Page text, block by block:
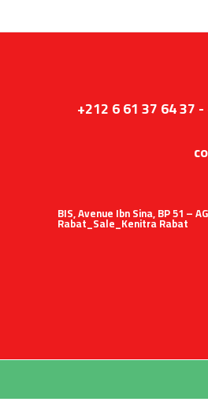
+212 6 61 37 64 37
51 BIS, Avenue Ibn Sina, BP 51 –
Rabat_Sale_Kenitra Rabat